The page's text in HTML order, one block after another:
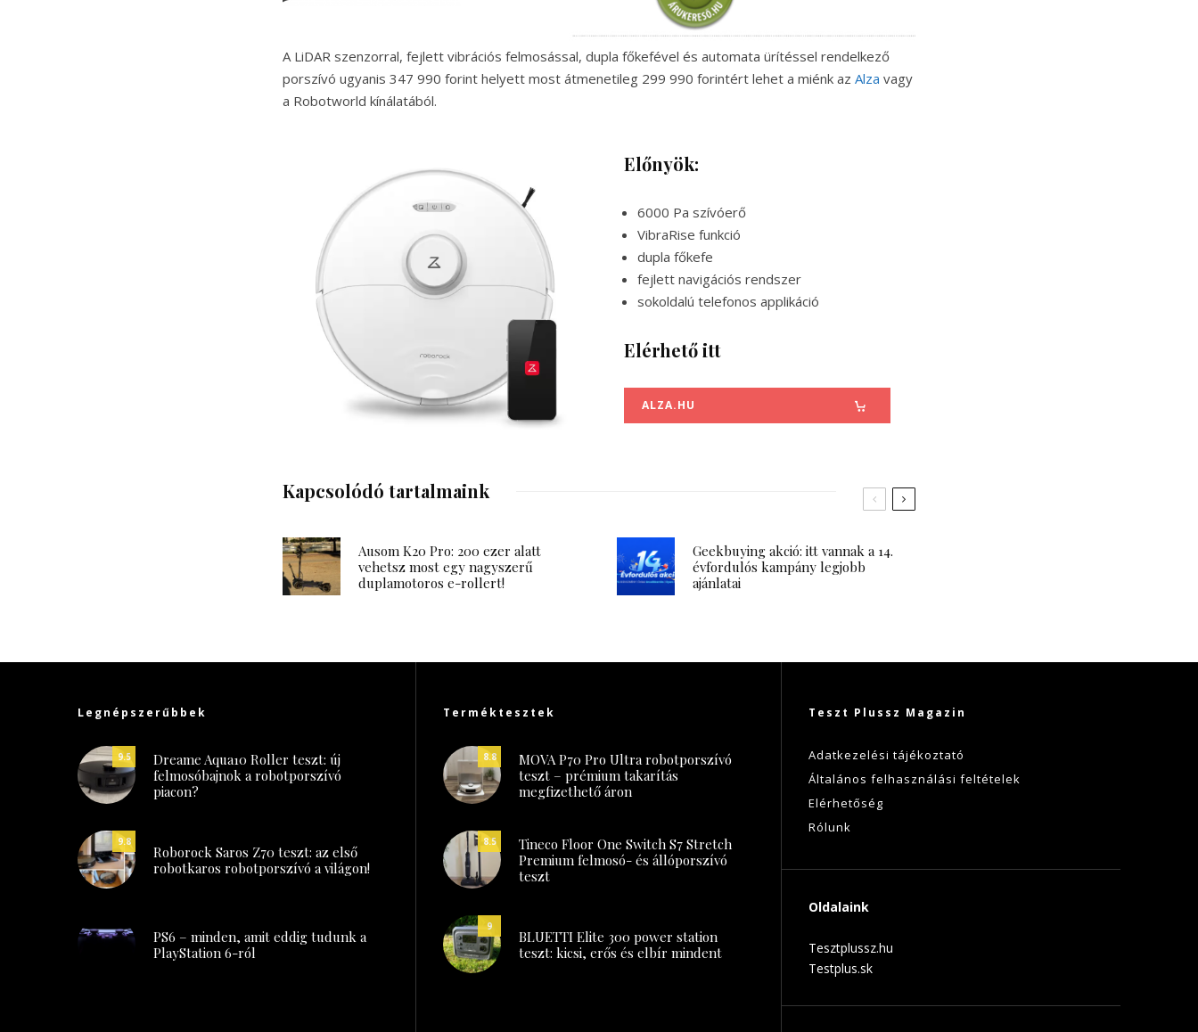
A LiDAR szenzorral, fejlett vibrációs felmosással, dupla főkefével és automata ürítéssel rendelkező
porszívó ugyanis 347 990 forint helyett most átmenetileg 299 990 forintért lehet a miénk az Alza vagy
a Robotworld kínálatából.
Előnyök:
6000 Pa szívóerő
VibraRise funkció
dupla főkefe
fejlett navigációs rendszer
sokoldalú telefonos applikáció
Elérhető itt
ALZA.HU
Kapcsolódó tartalmaink
Ausom K20 Pro: 200 ezer alatt
vehetsz most egy nagyszerű
duplamotoros e-rollert!
Geekbuying akció: itt vannak a 14.
évfordulós kampány legjobb
ajánlatai
Legnépszerűbbek
9.5
Dreame Aqua10 Roller teszt: új
felmosóbajnok a robotporszívó
piacon?
9.8
Roborock Saros Z70 teszt: az első
robotkaros robotporszívó a világon!
PS6 – minden, amit eddig tudunk a
PlayStation 6-ról
Terméktesztek
8.8
MOVA P70 Pro Ultra robotporszívó
teszt – prémium takarítás
megfizethető áron
8.5
Tineco Floor One Switch S7 Stretch
Premium felmosó- és állóporszívó
teszt
9
BLUETTI Elite 300 power station
teszt: kicsi, erős és elbír mindent
Teszt Plussz Magazin
Adatkezelési tájékoztató
Általános felhasználási feltételek
Elérhetőség
Rólunk
Oldalaink
Tesztplussz.hu
Testplus.sk